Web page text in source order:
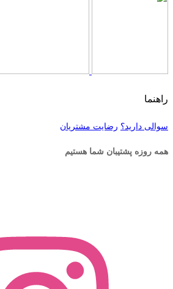
راهنما
سوالی دارید؟ رضایت مشتریان
همه روزه پشتیبان شما هستیم